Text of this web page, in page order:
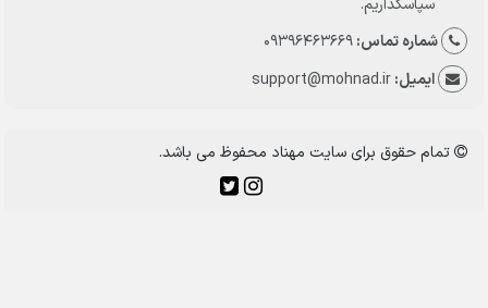
سپاسگذاریم.
شماره تماس:09396463669
ایمیل:support@mohnad.ir
تمام حقوق برای سایت مهناد محفوظ می باشد.